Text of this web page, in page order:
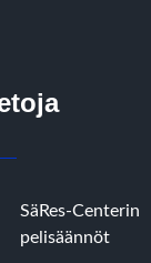
SäRes-Centerin
pelisäännöt